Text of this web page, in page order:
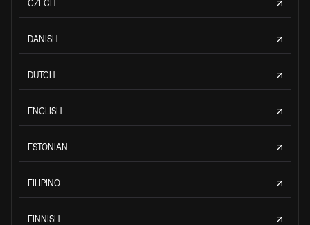
CZECH
DANISH
DUTCH
ENGLISH
ESTONIAN
FILIPINO
FINNISH